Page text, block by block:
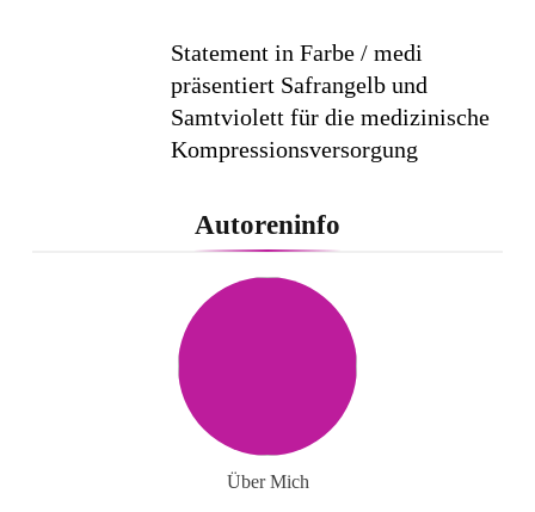
Statement in Farbe / medi
präsentiert Safrangelb und
Samtviolett für die medizinische
Kompressionsversorgung
PEPE JEANS LONDON AW26
Flachste mechanische
Weltzeituhr gewinnt Red Dot:
Best of the Best 2026 / NOMOS
Glashütte erzielt 94 von 100
Punkten.
Autoreninfo
Über Mich